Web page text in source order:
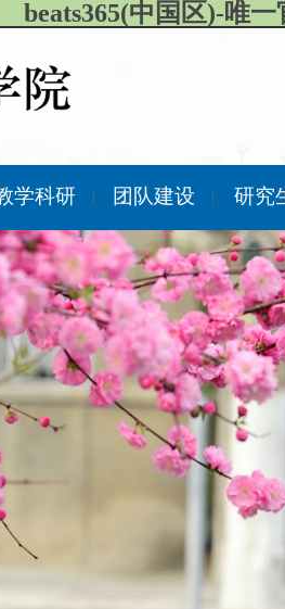
beats365(中国区)-唯
学科研 | 团队建设 | 研究